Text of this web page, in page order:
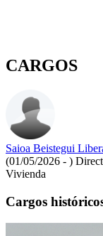
CARGOS
Saioa Beistegui
(01/05/2026 - )
Vivienda
Cargos